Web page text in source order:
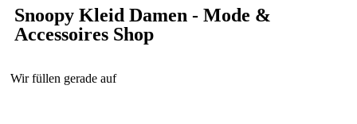
Snoopy Kleid Damen - Mode &
Accessoires Shop
Wir füllen gerade auf